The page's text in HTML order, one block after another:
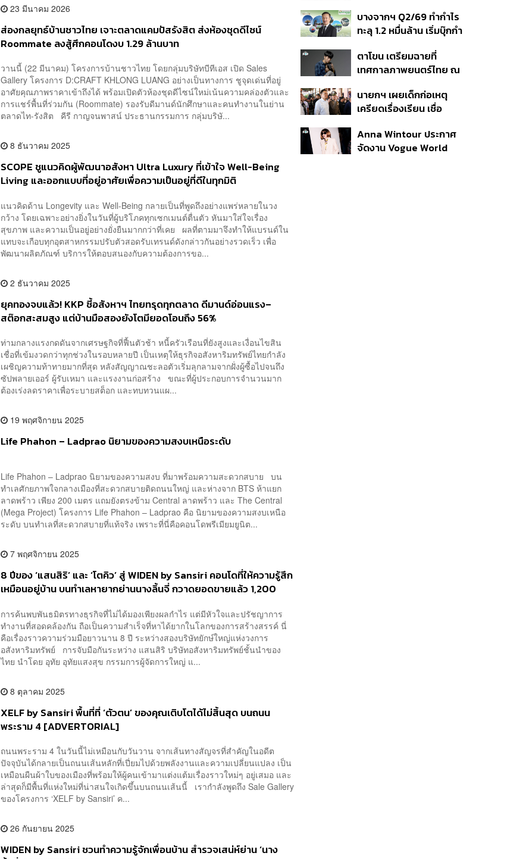
23 มีนาคม 2026
ส่องกลยุทธ์บ้านชาวไทย เจาะตลาดแคมปัสรังสิต ส่งห้องชุดดีไซน์
Roommate ลงสู้ศึกคอนโดงบ 1.29 ล้านบาท
วานนี้ (22 มีนาคม) โครงการบ้านชาวไทย โดยกลุ่มบริษัทบีทีเอส เปิด Sales
Gallery โครงการ D:CRAFT KHLONG LUANG อย่างเป็นทางการ ชูจุดเด่นที่อยู่
อาศัยคุณภาพราคาเข้าถึงได้ พร้อมเปิดตัวห้องชุดดีไซน์ใหม่เน้นความคล่องตัวและ
การแชร์พื้นที่ร่วมกัน (Roommate) รองรับดีมานด์นักศึกษาและคนทำงานในย่าน
ตลาดไท-รังสิต คีรี กาญจนพาสน์ ประธานกรรมการ กลุ่มบริษั...
8 ธันวาคม 2025
SCOPE ชูแนวคิดผู้พัฒนาอสังหา Ultra Luxury ที่เข้าใจ Well-Being
Living และออกแบบที่อยู่อาศัยเพื่อความเป็นอยู่ที่ดีในทุกมิติ
แนวคิดด้าน Longevity และ Well-Being กลายเป็นที่พูดถึงอย่างแพร่หลายในวง
กว้าง โดยเฉพาะอย่างยิ่งในวันที่ผู้บริโภคทุกเซกเมนต์ตื่นตัว หันมาใส่ใจเรื่อง
สุขภาพ และความเป็นอยู่อย่างยั่งยืนมากกว่าที่เคย ผลที่ตามมาจึงทำให้แบรนด์ใน
แทบจะเกือบทุกอุตสาหกรรมปรับตัวสอดรับเทรนด์ดังกล่าวกันอย่างรวดเร็ว เพื่อ
พัฒนาผลิตภัณฑ์ บริการให้ตอบสนองกับความต้องการขอ...
2 ธันวาคม 2025
ยุคทองจบแล้ว! KKP ชี้อสังหาฯ ไทยทรุดทุกตลาด ดีมานด์อ่อนแรง–
สต๊อกสะสมสูง แต่บ้านมือสองยังโตมียอดโอนถึง 56%
ท่ามกลางแรงกดดันจากเศรษฐกิจที่ฟื้นตัวช้า หนี้ครัวเรือนที่ยังสูงและเงื่อนไขสิน
เชื่อที่เข้มงวดกว่าทุกช่วงในรอบหลายปี เป็นเหตุให้ธุรกิจอสังหาริมทรัพย์ไทยกำลัง
เผชิญความท้าทายมากที่สุด หลังสัญญาณชะลอตัวเริ่มลุกลามจากฝั่งผู้ซื้อไปจนถึง
ซัปพลายเออร์ ผู้รับเหมา และแรงงานก่อสร้าง ขณะที่ผู้ประกอบการจำนวนมาก
ต้องเร่งลดราคาเพื่อระบายสต็อก และทบทวนแผ...
19 พฤศจิกายน 2025
Life Phahon – Ladprao นิยามของความสงบเหนือระดับ
Life Phahon – Ladprao นิยามของความสงบ ที่มาพร้อมความสะดวกสบาย บน
ทำเลศักยภาพใจกลางเมืองที่สะดวกสบายติดถนนใหญ่ และห่างจาก BTS ห้าแยก
ลาดพร้าว เพียง 200 เมตร แถมยังตรงข้าม Central ลาดพร้าว และ The Central
(Mega Project) โครงการ Life Phahon – Ladprao คือ นิยามของความสงบเหนือ
ระดับ บนทำเลที่สะดวกสบายที่แท้จริง เพราะที่นี่คือคอนโดพรีเมียมยูนิต...
7 พฤศจิกายน 2025
8 ปีของ ‘แสนสิริ’ และ ‘โตคิว’ สู่ WIDEN by Sansiri คอนโดที่ให้ความรู้สึก
เหมือนอยู่บ้าน บนทำเลหายากย่านนางลิ้นจี่ กวาดยอดขายแล้ว 1,200
การค้นพบพันธมิตรทางธุรกิจที่ไม่ได้มองเพียงผลกำไร แต่มีหัวใจและปรัชญาการ
ทำงานที่สอดคล้องกัน ถือเป็นความสำเร็จที่หาได้ยากในโลกของการสร้างสรรค์ นี่
คือเรื่องราวความร่วมมือยาวนาน 8 ปี ระหว่างสองบริษัทยักษ์ใหญ่แห่งวงการ
อสังหาริมทรัพย์ การจับมือกันระหว่าง แสนสิริ บริษัทอสังหาริมทรัพย์ชั้นนำของ
ไทย นำโดย อุทัย อุทัยแสงสุข กรรมการผู้จัดการใหญ่ แ...
8 ตุลาคม 2025
XELF by Sansiri พื้นที่ที่ ‘ตัวตน’ ของคุณเติบโตได้ไม่สิ้นสุด บนถนน
พระราม 4 [ADVERTORIAL]
ถนนพระราม 4 ในวันนี้ไม่เหมือนกับวันวาน จากเส้นทางสัญจรที่สำคัญในอดีต
ปัจจุบันได้กลายเป็นถนนเส้นหลักที่เปี่ยมไปด้วยพลังงานและความเปลี่ยนแปลง เป็น
เหมือนผืนผ้าใบของเมืองที่พร้อมให้ผู้คนเข้ามาแต่งแต้มเรื่องราวใหม่ๆ อยู่เสมอ และ
ล่าสุดก็มีพื้นที่แห่งใหม่ที่น่าสนใจเกิดขึ้นบนถนนเส้นนี้ เรากำลังพูดถึง Sale Gallery
ของโครงการ ‘XELF by Sansiri’ ค...
26 กันยายน 2025
WIDEN by Sansiri ชวนทำความรู้จักเพื่อนบ้าน สำรวจเสน่ห์ย่าน ‘นาง
เนื่อง ประเมินปล่อยตัว
บางจากฯ Q2/69 ทำกำไร
ทะลุ 1.2 หมื่นล้าน เริ่มบุ๊กกำ
แรก หนุนรายได้ครึ่งปีทะลุ
3.2 แสนล้าน
ตาโขน เตรียมฉายที่
เทศกาลภาพยนตร์ไทย ณ
นายกฯ เผยเด็กก่อเหตุ
เครียดเรื่องเรียน เชื่อ
กระสุนอีกกว่า 30 นัด หาก
ไม่จบชีวิตตัวเองอาจสูญ
Anna Wintour ประกาศ
จัดงาน Vogue World